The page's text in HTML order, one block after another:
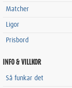
Matcher
Ligor
Prisbord
INFO & VILLKOR
Så funkar det